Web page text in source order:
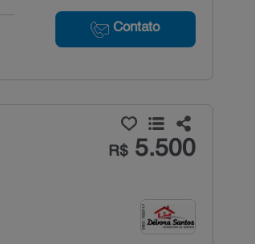
Contato
R$5.500